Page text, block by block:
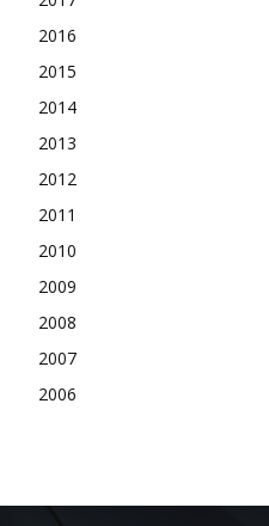
2016
2015
2014
2013
2012
2011
2010
2009
2008
2007
2006